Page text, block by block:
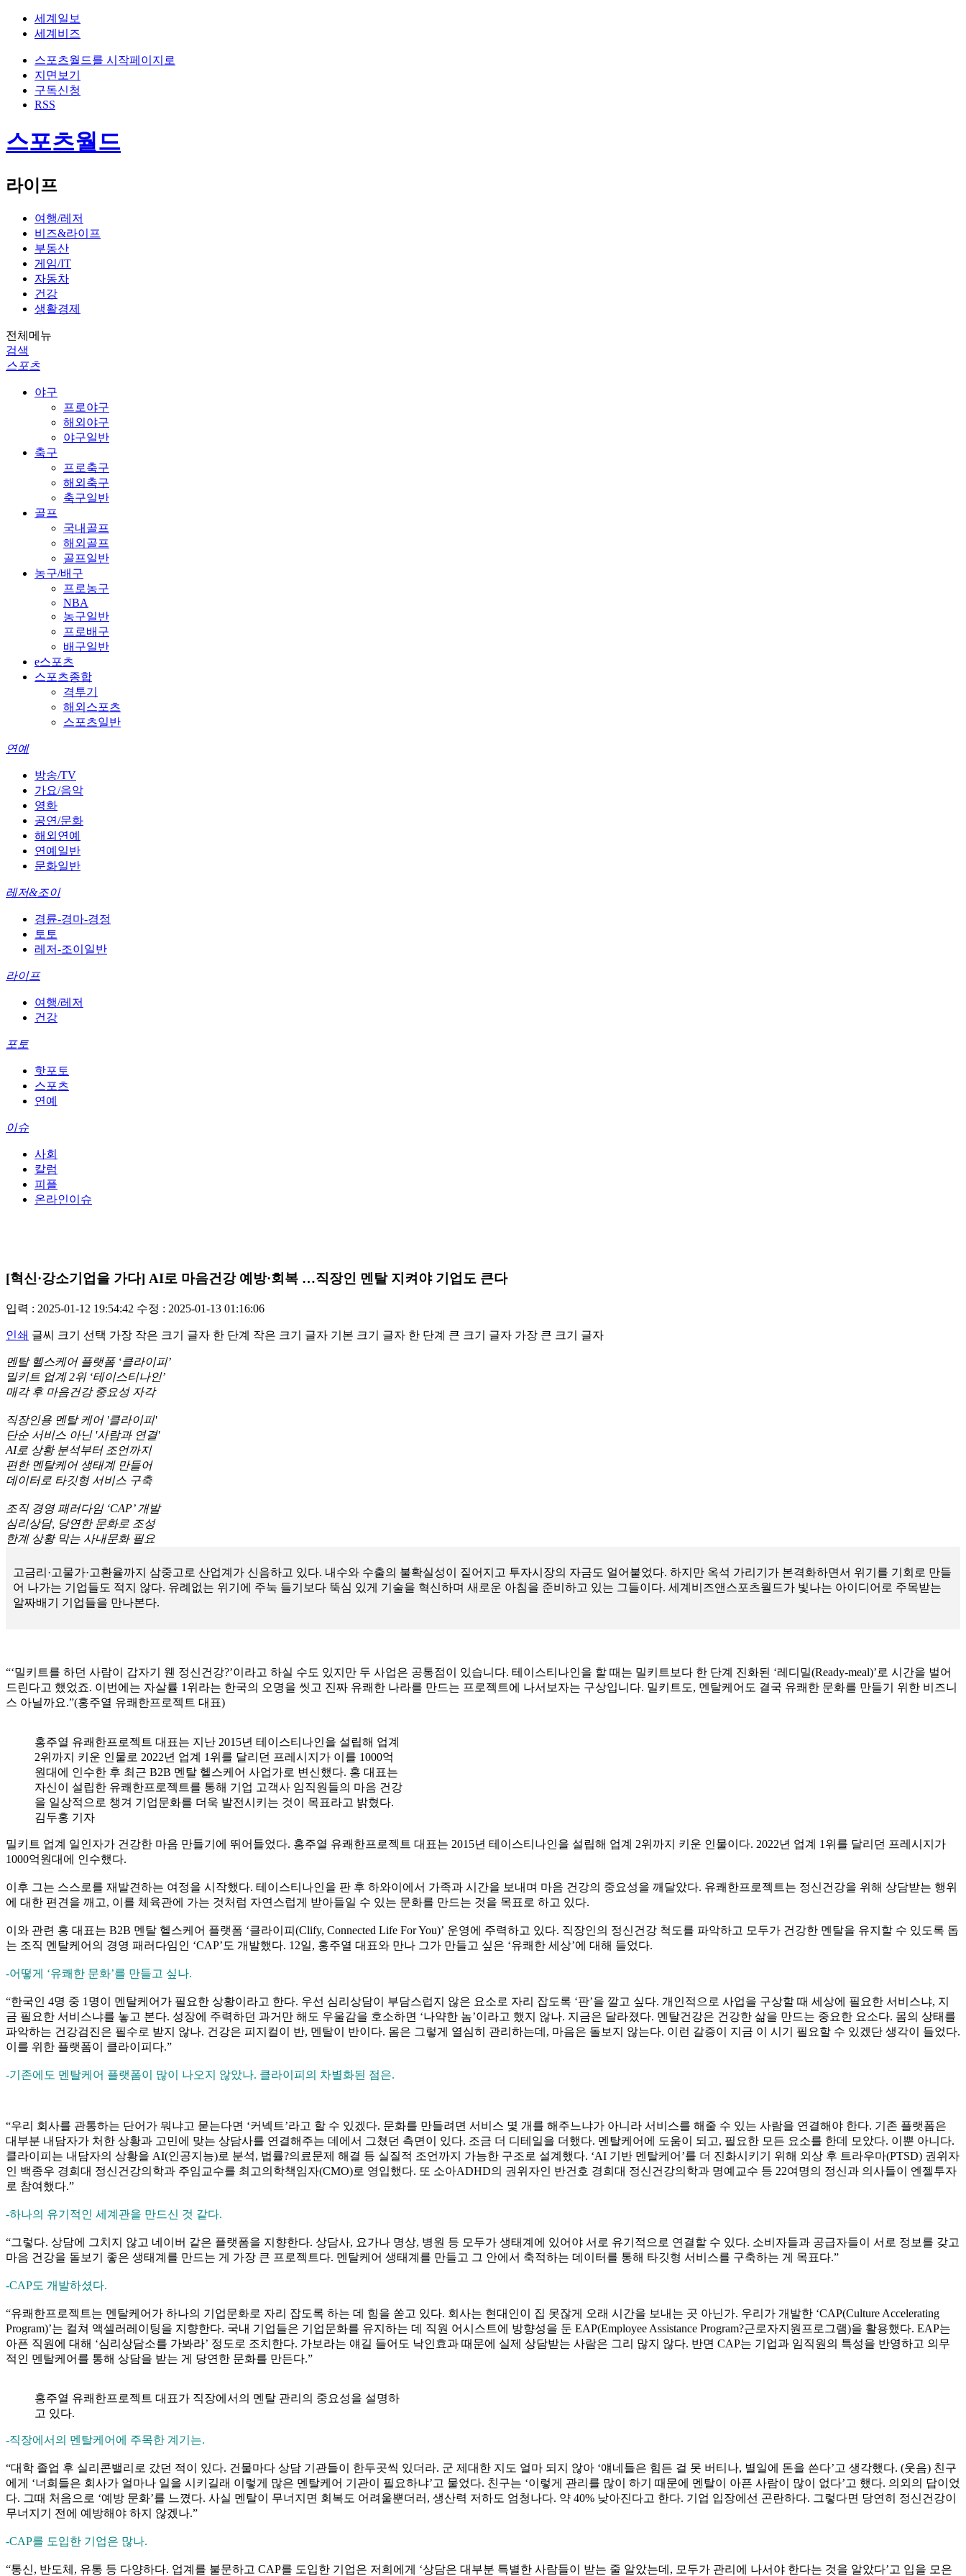
세계일보
세계비즈
스포츠월드를 시작페이지로
지면보기
구독신청
RSS
스포츠월드
라이프
여행/레저
비즈&라이프
부동산
게임/IT
자동차
건강
생활경제
전체메뉴
검색
스포츠
야구
프로야구
해외야구
야구일반
축구
프로축구
해외축구
축구일반
골프
국내골프
해외골프
골프일반
농구/배구
프로농구
NBA
농구일반
프로배구
배구일반
e스포츠
스포츠종합
격투기
해외스포츠
스포츠일반
연예
방송/TV
가요/음악
영화
공연/문화
해외연예
연예일반
문화일반
레저&조이
경륜-경마-경정
토토
레저-조이일반
라이프
여행/레저
건강
포토
핫포토
스포츠
연예
이슈
사회
칼럼
피플
온라인이슈
[혁신·강소기업을 가다] AI로 마음건강 예방·회복 …직장인 멘탈 지켜야 기업도 큰다
입력 : 2025-01-12 19:54:42 수정 : 2025-01-13 01:16:06
인쇄 글씨 크기 선택 가장 작은 크기 글자 한 단계 작은 크기 글자 기본 크기 글자 한 단계 큰 크기 글자 가장 큰 크기 글자
멘탈 헬스케어 플랫폼 ‘클라이피’
밀키트 업계 2위 ‘테이스티나인’
매각 후 마음건강 중요성 자각
직장인용 멘탈 케어 '클라이피'
단순 서비스 아닌 '사람과 연결'
AI로 상황 분석부터 조언까지
편한 멘탈케어 생태계 만들어
데이터로 타깃형 서비스 구축
조직 경영 패러다임 ‘CAP’ 개발
심리상담, 당연한 문화로 조성
한계 상황 막는 사내문화 필요
고금리·고물가·고환율까지 삼중고로 산업계가 신음하고 있다. 내수와 수출의 불확실성이 짙어지고 투자시장의 자금도 얼어붙었다. 하지만 옥석 가리기가 본격화하면서 위기를 기회로 만들
어 나가는 기업들도 적지 않다. 유례없는 위기에 주눅 들기보다 뚝심 있게 기술을 혁신하며 새로운 아침을 준비하고 있는 그들이다. 세계비즈앤스포츠월드가 빛나는 아이디어로 주목받는
알짜배기 기업들을 만나본다.
“‘밀키트를 하던 사람이 갑자기 웬 정신건강?’이라고 하실 수도 있지만 두 사업은 공통점이 있습니다. 테이스티나인을 할 때는 밀키트보다 한 단계 진화된 ‘레디밀(Ready-meal)’로 시간을 벌어
드린다고 했었죠. 이번에는 자살률 1위라는 한국의 오명을 씻고 진짜 유쾌한 나라를 만드는 프로젝트에 나서보자는 구상입니다. 밀키트도, 멘탈케어도 결국 유쾌한 문화를 만들기 위한 비즈니
스 아닐까요.”(홍주열 유쾌한프로젝트 대표)
홍주열 유쾌한프로젝트 대표는 지난 2015년 테이스티나인을 설립해 업계
2위까지 키운 인물로 2022년 업계 1위를 달리던 프레시지가 이를 1000억
원대에 인수한 후 최근 B2B 멘탈 헬스케어 사업가로 변신했다. 홍 대표는
자신이 설립한 유쾌한프로젝트를 통해 기업 고객사 임직원들의 마음 건강
을 일상적으로 챙겨 기업문화를 더욱 발전시키는 것이 목표라고 밝혔다.
김두홍 기자
밀키트 업계 일인자가 건강한 마음 만들기에 뛰어들었다. 홍주열 유쾌한프로젝트 대표는 2015년 테이스티나인을 설립해 업계 2위까지 키운 인물이다. 2022년 업계 1위를 달리던 프레시지가
1000억원대에 인수했다.
이후 그는 스스로를 재발견하는 여정을 시작했다. 테이스티나인을 판 후 하와이에서 가족과 시간을 보내며 마음 건강의 중요성을 깨달았다. 유쾌한프로젝트는 정신건강을 위해 상담받는 행위
에 대한 편견을 깨고, 이를 체육관에 가는 것처럼 자연스럽게 받아들일 수 있는 문화를 만드는 것을 목표로 하고 있다.
이와 관련 홍 대표는 B2B 멘탈 헬스케어 플랫폼 ‘클라이피(Clify, Connected Life For You)’ 운영에 주력하고 있다. 직장인의 정신건강 척도를 파악하고 모두가 건강한 멘탈을 유지할 수 있도록 돕
는 조직 멘탈케어의 경영 패러다임인 ‘CAP’도 개발했다. 12일, 홍주열 대표와 만나 그가 만들고 싶은 ‘유쾌한 세상’에 대해 들었다.
-어떻게 ‘유쾌한 문화’를 만들고 싶나.
“한국인 4명 중 1명이 멘탈케어가 필요한 상황이라고 한다. 우선 심리상담이 부담스럽지 않은 요소로 자리 잡도록 ‘판’을 깔고 싶다. 개인적으로 사업을 구상할 때 세상에 필요한 서비스냐, 지
금 필요한 서비스냐를 놓고 본다. 성장에 주력하던 과거만 해도 우울감을 호소하면 ‘나약한 놈’이라고 했지 않나. 지금은 달라졌다. 멘탈건강은 건강한 삶을 만드는 중요한 요소다. 몸의 상태를
파악하는 건강검진은 필수로 받지 않나. 건강은 피지컬이 반, 멘탈이 반이다. 몸은 그렇게 열심히 관리하는데, 마음은 돌보지 않는다. 이런 갈증이 지금 이 시기 필요할 수 있겠단 생각이 들었다.
이를 위한 플랫폼이 클라이피다.”
-기존에도 멘탈케어 플랫폼이 많이 나오지 않았나. 클라이피의 차별화된 점은.
“우리 회사를 관통하는 단어가 뭐냐고 묻는다면 ‘커넥트’라고 할 수 있겠다. 문화를 만들려면 서비스 몇 개를 해주느냐가 아니라 서비스를 해줄 수 있는 사람을 연결해야 한다. 기존 플랫폼은
대부분 내담자가 처한 상황과 고민에 맞는 상담사를 연결해주는 데에서 그쳤던 측면이 있다. 조금 더 디테일을 더했다. 멘탈케어에 도움이 되고, 필요한 모든 요소를 한데 모았다. 이뿐 아니다.
클라이피는 내담자의 상황을 AI(인공지능)로 분석, 법률?의료문제 해결 등 실질적 조언까지 가능한 구조로 설계했다. ‘AI 기반 멘탈케어’를 더 진화시키기 위해 외상 후 트라우마(PTSD) 권위자
인 백종우 경희대 정신건강의학과 주임교수를 최고의학책임자(CMO)로 영입했다. 또 소아ADHD의 권위자인 반건호 경희대 정신건강의학과 명예교수 등 22여명의 정신과 의사들이 엔젤투자
로 참여했다.”
-하나의 유기적인 세계관을 만드신 것 같다.
“그렇다. 상담에 그치지 않고 네이버 같은 플랫폼을 지향한다. 상담사, 요가나 명상, 병원 등 모두가 생태계에 있어야 서로 유기적으로 연결할 수 있다. 소비자들과 공급자들이 서로 정보를 갖고
마음 건강을 돌보기 좋은 생태계를 만드는 게 가장 큰 프로젝트다. 멘탈케어 생태계를 만들고 그 안에서 축적하는 데이터를 통해 타깃형 서비스를 구축하는 게 목표다.”
-CAP도 개발하셨다.
“유쾌한프로젝트는 멘탈케어가 하나의 기업문화로 자리 잡도록 하는 데 힘을 쏟고 있다. 회사는 현대인이 집 못잖게 오래 시간을 보내는 곳 아닌가. 우리가 개발한 ‘CAP(Culture Accelerating
Program)’는 컬쳐 액셀러레이팅을 지향한다. 국내 기업들은 기업문화를 유지하는 데 직원 어시스트에 방향성을 둔 EAP(Employee Assistance Program?근로자지원프로그램)을 활용했다. EAP는
아픈 직원에 대해 ‘심리상담소를 가봐라’ 정도로 조치한다. 가보라는 얘길 들어도 낙인효과 때문에 실제 상담받는 사람은 그리 많지 않다. 반면 CAP는 기업과 임직원의 특성을 반영하고 의무
적인 멘탈케어를 통해 상담을 받는 게 당연한 문화를 만든다.”
홍주열 유쾌한프로젝트 대표가 직장에서의 멘탈 관리의 중요성을 설명하
고 있다.
-직장에서의 멘탈케어에 주목한 계기는.
“대학 졸업 후 실리콘밸리로 갔던 적이 있다. 건물마다 상담 기관들이 한두곳씩 있더라. 군 제대한 지도 얼마 되지 않아 ‘얘네들은 힘든 걸 못 버티나, 별일에 돈을 쓴다’고 생각했다. (웃음) 친구
에게 ‘너희들은 회사가 얼마나 일을 시키길래 이렇게 많은 멘탈케어 기관이 필요하냐’고 물었다. 친구는 ‘이렇게 관리를 많이 하기 때문에 멘탈이 아픈 사람이 많이 없다’고 했다. 의외의 답이었
다. 그때 처음으로 ‘예방 문화’를 느꼈다. 사실 멘탈이 무너지면 회복도 어려울뿐더러, 생산력 저하도 엄청나다. 약 40% 낮아진다고 한다. 기업 입장에선 곤란하다. 그렇다면 당연히 정신건강이
무너지기 전에 예방해야 하지 않겠나.”
-CAP를 도입한 기업은 많나.
“통신, 반도체, 유통 등 다양하다. 업계를 불문하고 CAP를 도입한 기업은 저희에게 ‘상담은 대부분 특별한 사람들이 받는 줄 알았는데, 모두가 관리에 나서야 한다는 것을 알았다’고 입을 모은